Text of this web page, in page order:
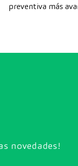
preventiva más
exhaustiva el
novedades!